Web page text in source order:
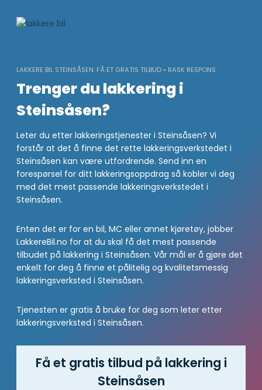
LAKKERE BIL STEINSÅSEN: FÅ ET GRATIS TILBUD • RASK RESPONS
Trenger du lakkering i
Steinsåsen?
Leter du etter lakkeringstjenester i Steinsåsen? Vi
forstår at det å finne det rette lakkeringsverkstedet i
Steinsåsen kan være utfordrende. Send inn en
forespørsel for ditt lakkeringsoppdrag så kobler vi deg
med det mest passende lakkeringsverkstedet i
Steinsåsen.
Enten det er for en bil, MC eller annet kjøretøy, jobber
LakkereBil.no for at du skal få det mest passende
tilbudet på lakkering i Steinsåsen. Vår mål er å gjøre det
enkelt for deg å finne et pålitelig og kvalitetsmessig
lakkeringsverksted i Steinsåsen.
Tjenesten er gratis å bruke for deg som leter etter
lakkeringsverksted i Steinsåsen.
Få et gratis tilbud på lakkering i
Steinsåsen